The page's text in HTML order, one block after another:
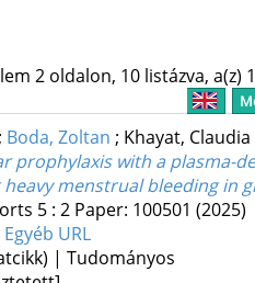
2 oldalon, 10 listázva, a(z)
Boda, Zoltan ; Khayat,
prophylaxis with a plasma-
menstrual bleeding in
5: 2 Paper: 100501 (2025)
Egyéb URL
| Tudományos